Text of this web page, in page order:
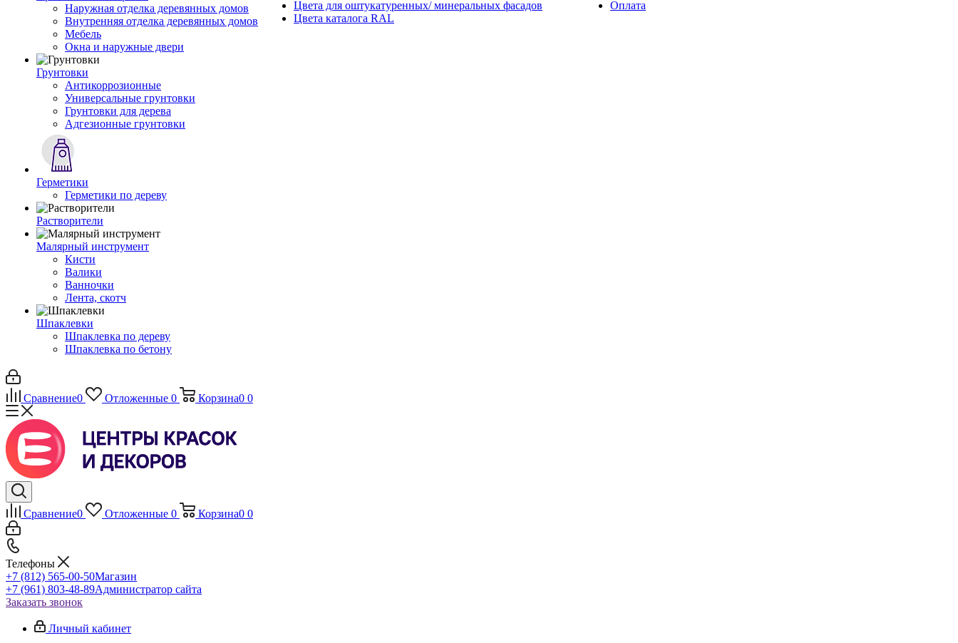
Наружная отделка деревянных домов
Внутренняя отделка деревянных домов
Мебель
Окна и наружные двери
Грунтовки
Антикоррозионные
Универсальные грунтовки
Грунтовки для дерева
Адгезионные грунтовки
Герметики
Герметики по дереву
Растворители
Малярный инструмент
Кисти
Валики
Ванночки
Лента, скотч
Шпаклевки
Шпаклевка по дереву
Шпаклевка по бетону
Цвета для оштукатуренных/ минеральных фасадов
Цвета каталога RAL
Оплата
Сравнение0 Отложенные 0 Корзина0 0
Сравнение0 Отложенные 0 Корзина0 0
Телефоны
+7 (812) 565-00-50Магазин
+7 (961) 803-48-89Администратор сайта
Заказать звонок
Личный кабинет